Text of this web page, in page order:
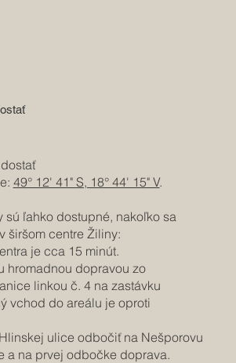
49° 12' 41" S, 18° 44' 15" V.
sú ľahko dostupné, nakoľko sa
širšom centre Žiliny:
je cca 15 minút.​
dopravou zo
linkou č. 4 na zastávku
vchod do areálu je oproti
ulice odbočiť na Nešporovu
a na prvej odbočke doprava.